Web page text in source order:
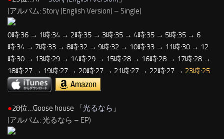
(アルバム: Story (English Version) – Single)
0時:36 → 1時:34 → 2時:35 → 3時:35 → 4時:35 → 5時:35 → 6
時:34 → 7時:33 → 8時:32 → 9時:32 → 10時:33 → 11時:30 → 12
時:30 → 13時:29 → 14時:29 → 15時:28 → 16時:28 → 17時:28 →
18時:27 → 19時:27 → 20時:27 → 21時:27 → 22時:27 → 23時:25
●28位…Goose house 「 光るなら 」
(アルバム: 光るなら – EP)